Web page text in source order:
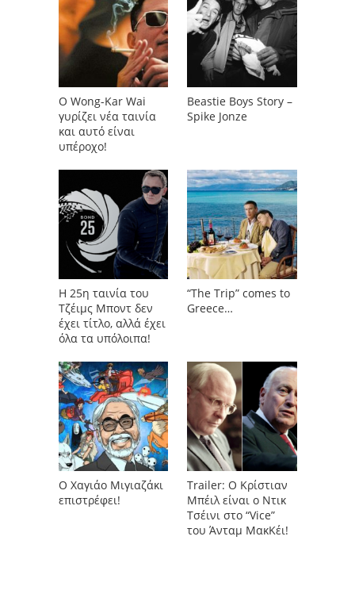
O Wong-Kar Wai
γυρίζει νέα ταινία
και αυτό είναι
υπέροχο!
Beastie Boys Story –
Spike Jonze
Η 25η ταινία του
Τζέιμς Μποντ δεν
έχει τίτλο, αλλά έχει
όλα τα υπόλοιπα!
“Τhe Trip” comes to
Greece…
Ο Χαγιάο Μιγιαζάκι
επιστρέφει!
Trailer: Ο Κρίστιαν
Μπέιλ είναι ο Ντικ
Τσέινι στο “Vice”
του Άνταμ ΜακΚέι!